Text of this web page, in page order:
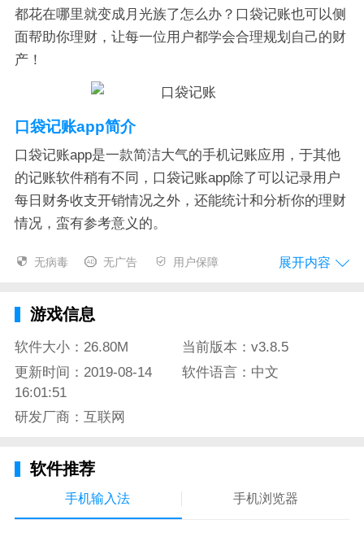
都花在哪里就变成月光族了怎么办？口袋记账也可以侧
面帮助你理财，让每一位用户都学会合理规划自己的财
产！
口袋记账app简介
口袋记账app是一款简洁大气的手机记账应用，于其他
的记账软件稍有不同，口袋记账app除了可以记录用户
每日财务收支开销情况之外，还能统计和分析你的理财
情况，蛮有参考意义的。
随时查看你的每一笔消费详细记录，知道钱花哪儿了，
花销最大的支出是什么；
每次记账，你会知道你今天、这周、这个月还剩多少预
算可以支出；
辅助日历模式，快速监测超支和各类消费情况；
口袋记账app常见问题解答
Q1.如何删除、修改记录？
无病毒 无广告 用户保障 展开内容
游戏信息
软件大小：26.80M
当前版本：v3.8.5
更新时间：2019-08-14
16:01:51
软件语言：中文
研发厂商：互联网
软件推荐
手机输入法 手机浏览器